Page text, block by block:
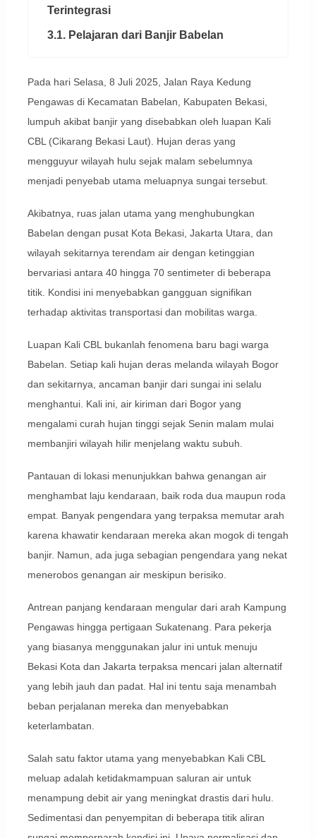
Terintegrasi
3.1. Pelajaran dari Banjir Babelan
Pada hari Selasa, 8 Juli 2025, Jalan Raya Kedung
Pengawas di Kecamatan Babelan, Kabupaten Bekasi,
lumpuh akibat banjir yang disebabkan oleh luapan Kali
CBL (Cikarang Bekasi Laut). Hujan deras yang
mengguyur wilayah hulu sejak malam sebelumnya
menjadi penyebab utama meluapnya sungai tersebut.
Akibatnya, ruas jalan utama yang menghubungkan
Babelan dengan pusat Kota Bekasi, Jakarta Utara, dan
wilayah sekitarnya terendam air dengan ketinggian
bervariasi antara 40 hingga 70 sentimeter di beberapa
titik. Kondisi ini menyebabkan gangguan signifikan
terhadap aktivitas transportasi dan mobilitas warga.
Luapan Kali CBL bukanlah fenomena baru bagi warga
Babelan. Setiap kali hujan deras melanda wilayah Bogor
dan sekitarnya, ancaman banjir dari sungai ini selalu
menghantui. Kali ini, air kiriman dari Bogor yang
mengalami curah hujan tinggi sejak Senin malam mulai
membanjiri wilayah hilir menjelang waktu subuh.
Pantauan di lokasi menunjukkan bahwa genangan air
menghambat laju kendaraan, baik roda dua maupun roda
empat. Banyak pengendara yang terpaksa memutar arah
karena khawatir kendaraan mereka akan mogok di tengah
banjir. Namun, ada juga sebagian pengendara yang nekat
menerobos genangan air meskipun berisiko.
Antrean panjang kendaraan mengular dari arah Kampung
Pengawas hingga pertigaan Sukatenang. Para pekerja
yang biasanya menggunakan jalur ini untuk menuju
Bekasi Kota dan Jakarta terpaksa mencari jalan alternatif
yang lebih jauh dan padat. Hal ini tentu saja menambah
beban perjalanan mereka dan menyebabkan
keterlambatan.
Salah satu faktor utama yang menyebabkan Kali CBL
meluap adalah ketidakmampuan saluran air untuk
menampung debit air yang meningkat drastis dari hulu.
Sedimentasi dan penyempitan di beberapa titik aliran